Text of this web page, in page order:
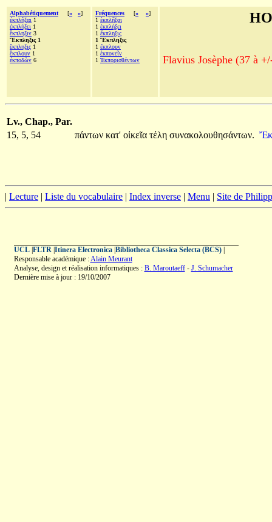
Alphabétiquement [« »]
ἐκπλῆξαι 1
ἐκπλήξει 1
ἔκπληξιν 3
Ἔκπληξις 1
ἔκπληξις 1
ἔκπλουν 1
ἐκποδὼν 6
Fréquences [« »]
1 ἐκπλῆξαι
1 ἐκπλήξει
1 ἔκπληξις
1 Ἔκπληξις
1 ἔκπλουν
1 ἐκπονεῖν
1 Ἐκπορισθέντων Flavius Josèphe (37 à
Lv., Chap., Par.
15, 5, 54
πάντων κατ' οἰκεῖα τέλη συνακολουθησάντων.
| Lecture | Liste du vocabulaire | Index inverse | Menu | Site de
UCL| FLTR| Itinera Electronica| Bibliotheca Classica Selecta (BCS)|
Responsable académique :Alain Meurant
Analyse, design et réalisation informatiques : B. Maroutaeff- J. Schumacher
Dernière mise à jour : 19/10/2007